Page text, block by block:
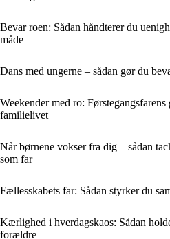
Bevar roen: Sådan håndterer du
måde
Dans med ungerne – sådan gør du
Weekender med ro:
familielivet
Når børnene vokser fra dig – sådan
som far
Fællesskabets far: Sådan styrker du
Kærlighed i hverdagskaos: Sådan
forældre